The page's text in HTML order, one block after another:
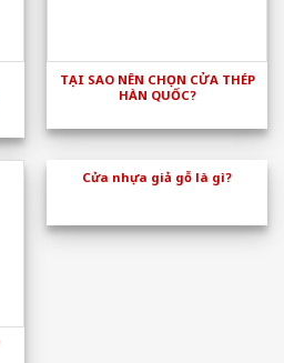
TẠI SAO NÊN CHỌN CỬA THÉP
HÀN QUỐC?
Cửa nhựa giả gỗ là gì?